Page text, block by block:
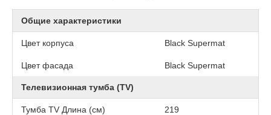
Общие характеристики
Цвет корпуса Black Supermat
Цвет фасада Black Supermat
Телевизионная тумба (TV)
Тумба TV Длина (см) 219